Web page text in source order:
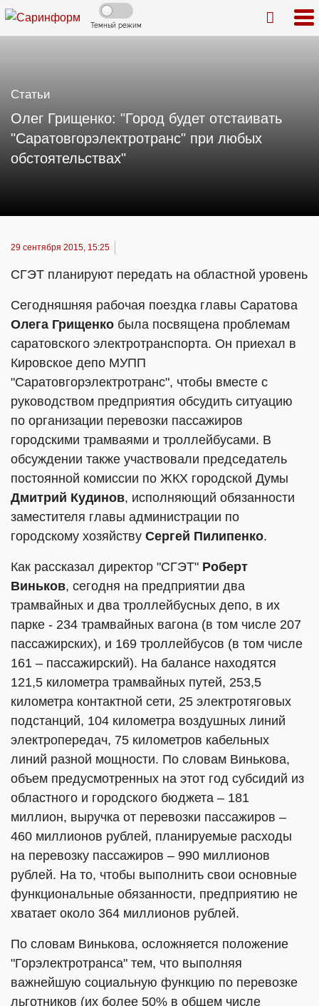
Темный режим
Статьи
Олег Грищенко: "Город будет отстаивать
"Саратовгорэлектротранс" при любых
обстоятельствах"
29 сентября 2015, 15:25
СГЭТ планируют передать на областной уровень
Сегодняшняя рабочая поездка главы Саратова
Олега Грищенко была посвящена проблемам
саратовского электротранспорта. Он приехал в
Кировское депо МУПП
"Саратовгорэлектротранс", чтобы вместе с
руководством предприятия обсудить ситуацию
по организации перевозки пассажиров
городскими трамваями и троллейбусами. В
обсуждении также участвовали председатель
постоянной комиссии по ЖКХ городской Думы
Дмитрий Кудинов, исполняющий обязанности
заместителя главы администрации по
городскому хозяйству Сергей Пилипенко.
Как рассказал директор "СГЭТ" Роберт
Виньков, сегодня на предприятии два
трамвайных и два троллейбусных депо, в их
парке - 234 трамвайных вагона (в том числе 207
пассажирских), и 169 троллейбусов (в том числе
161 – пассажирский). На балансе находятся
121,5 километра трамвайных путей, 253,5
километра контактной сети, 25 электротяговых
подстанций, 104 километра воздушных линий
электропередач, 75 километров кабельных
линий разной мощности. По словам Винькова,
объем предусмотренных на этот год субсидий из
областного и городского бюджета – 181
миллион, выручка от перевозки пассажиров –
460 миллионов рублей, планируемые расходы
на перевозку пассажиров – 990 миллионов
рублей. На то, чтобы выполнить свои основные
функциональные обязанности, предприятию не
хватает около 364 миллионов рублей.
По словам Винькова, осложняется положение
"Горэлектротранса" тем, что выполняя
важнейшую социальную функцию по перевозке
льготников (их более 50% в общем числе